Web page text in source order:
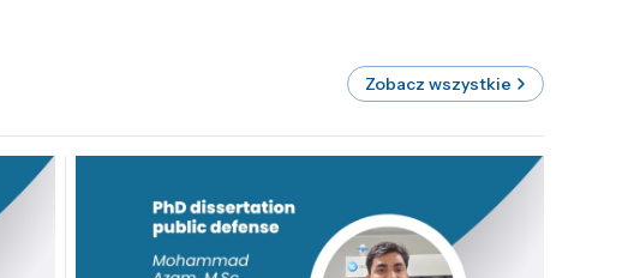
Zobacz wszystkie